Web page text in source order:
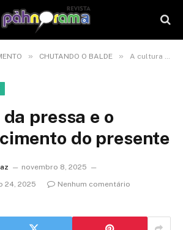
» CHUTANDO O BALDE » A cultura da pressa e o desaparecimento do presente
pressa e o
do presente
novembro 8, 2025
24, 2025
Nenhum comentário